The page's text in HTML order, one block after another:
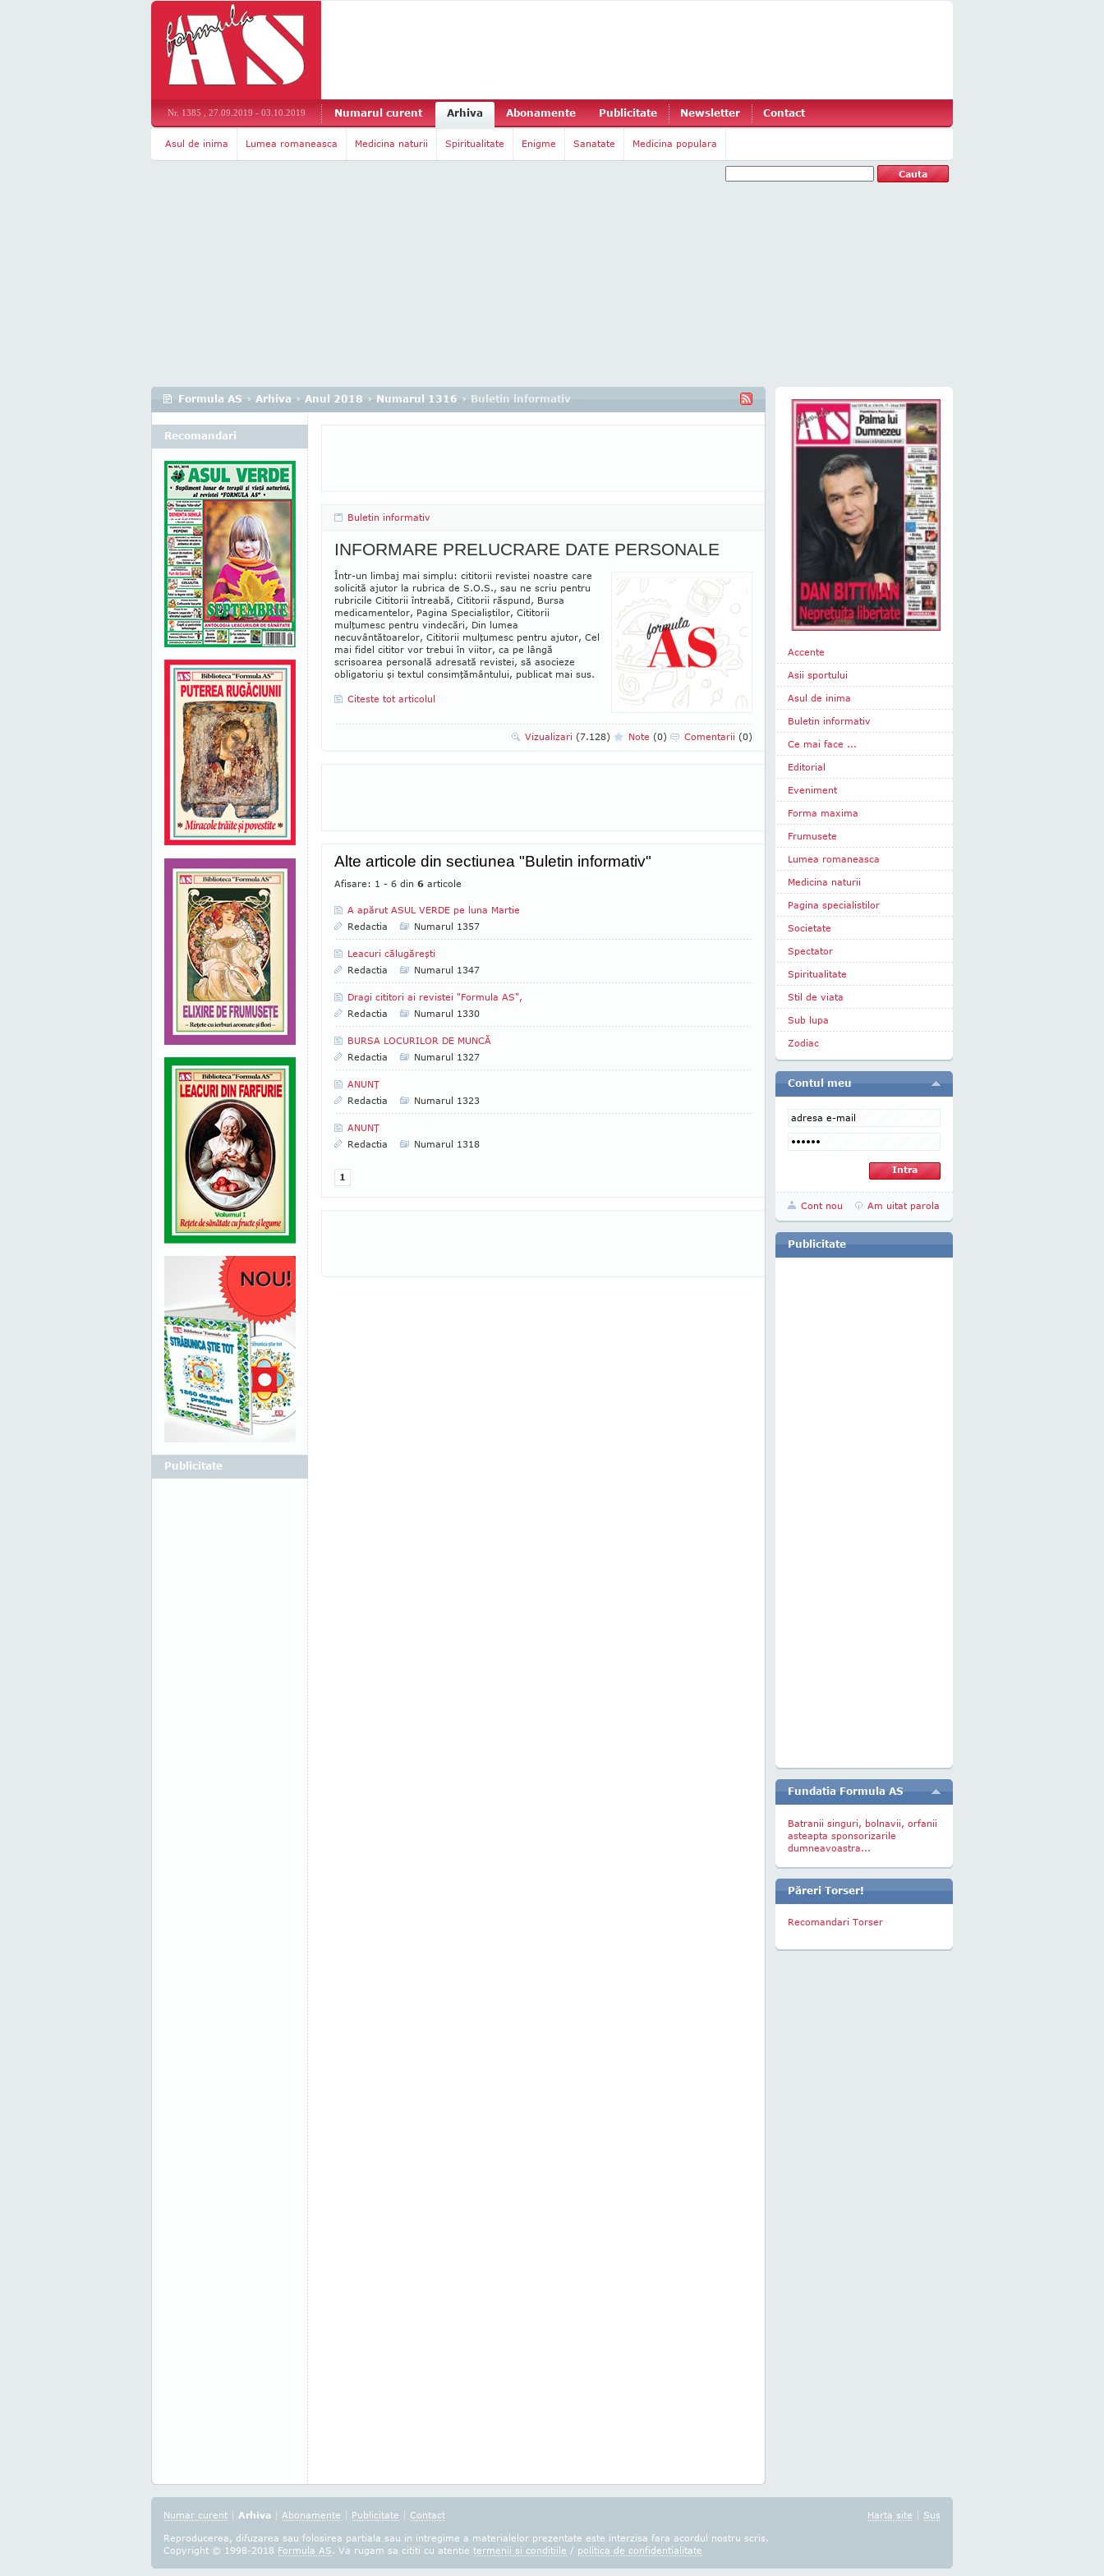
Nr. 1385 , 27.09.2019 - 03.10.2019 Numarul curent Arhiva Abonamente Publicitate Newsletter Contact
Asul de inima Lumea romaneasca Medicina naturii Spiritualitate Enigme Sanatate Medicina populara
Formula AS › Arhiva › Anul 2018 › Numarul 1316 › Buletin informativ
Buletin informativ
INFORMARE PRELUCRARE DATE PERSONALE
Într-un limbaj mai simplu: cititorii revistei noastre care
solicită ajutor la rubrica de S.O.S., sau ne scriu pentru
rubricile Cititorii întreabă, Cititorii răspund, Bursa
medicamentelor, Pagina Specialiştilor, Cititorii
mulţumesc pentru vindecări, Din lumea
necuvântătoarelor, Cititorii mulţumesc pentru ajutor, Cel
mai fidel cititor vor trebui în viitor, ca pe lângă
scrisoarea personală adresată revistei, să asocieze
obligatoriu şi textul consimţământului, publicat mai sus.
Citeste tot articolul
Vizualizari (7.128) Note (0) Comentarii (0)
Alte articole din sectiunea "Buletin informativ"
Afisare: 1 - 6 din 6 articole
A apărut ASUL VERDE pe luna Martie
Redactia
Numarul 1357
Leacuri călugăreşti
Redactia
Numarul 1347
Dragi cititori ai revistei "Formula AS",
Redactia
Numarul 1330
BURSA LOCURILOR DE MUNCĂ
Redactia
Numarul 1327
ANUNŢ
Redactia
Numarul 1323
ANUNŢ
Redactia
Numarul 1318
1
Recomandari
Publicitate
Accente
Asii sportului
Asul de inima
Buletin informativ
Ce mai face ...
Editorial
Eveniment
Forma maxima
Frumusete
Lumea romaneasca
Medicina naturii
Pagina specialistilor
Societate
Spectator
Spiritualitate
Stil de viata
Sub lupa
Zodiac
Contul meu
Cont nou Am uitat parola
Publicitate
Fundatia Formula AS
Batranii singuri, bolnavii, orfanii
asteapta sponsorizarile
dumneavoastra...
Păreri Torser!
Recomandari Torser
Harta site | Sus
Numar curent | Arhiva | Abonamente | Publicitate | Contact
Reproducerea, difuzarea sau folosirea partiala sau in intregime a materialelor prezentate este interzisa fara acordul nostru scris.
Copyright © 1998-2018 Formula AS. Va rugam sa cititi cu atentie termenii si conditiile / politica de confidentialitate